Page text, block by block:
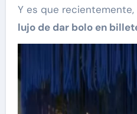
Y es que
lujo de dar bolo en